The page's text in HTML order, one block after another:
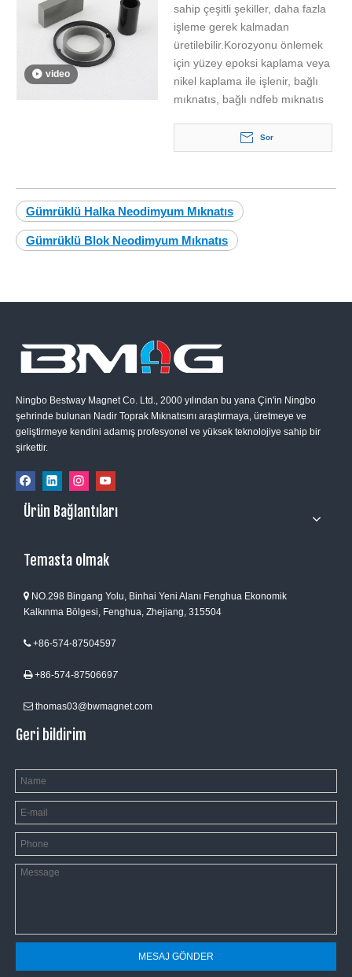
video
sahip çeşitli şekiller, daha fazla
işleme gerek kalmadan
üretilebilir.Korozyonu önlemek
için yüzey epoksi kaplama veya
nikel kaplama ile işlenir, bağlı
mıknatıs, bağlı ndfeb mıknatıs
Sor
Gümrüklü Halka Neodimyum Mıknatıs
Gümrüklü Blok Neodimyum Mıknatıs
Ningbo Bestway Magnet Co. Ltd., 2000 yılından bu yana Çin'in Ningbo
şehrinde bulunan Nadir Toprak Mıknatısını araştırmaya, üretmeye ve
geliştirmeye kendini adamış profesyonel ve yüksek teknolojiye sahip bir
şirkettir.
Ürün Bağlantıları
Temasta olmak
 NO.298 Bingang Yolu, Binhai Yeni Alanı Fenghua Ekonomik
Kalkınma Bölgesi, Fenghua, Zhejiang, 315504
+86-574-87504597
+86-574-87506697
 thomas03@bwmagnet.com
Geri bildirim
MESAJ GÖNDER